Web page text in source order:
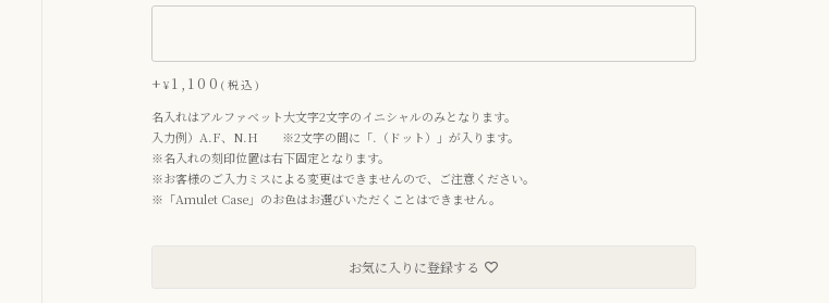
+ ¥ 1,100 税込
名入れはアルファベット大文字2文字のイニシャルのみとなります。
入力例）A.F、N.H ※2文字の間に「.（ドット）」が入ります。
※名入れの刻印位置は右下固定となります。
※お客様のご入力ミスによる変更はできませんので、ご注意ください。
※「Amulet Case」のお色はお選びいただくことはできません。
お気に入りに登録する